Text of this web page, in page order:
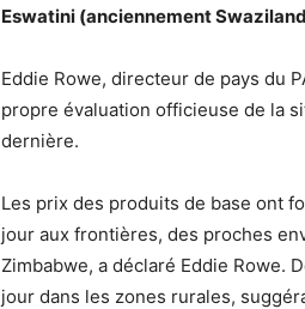
Eswatini (anciennement
Eddie Rowe, directeur de pays du
propre évaluation officieuse de la
dernière.
Les prix des produits de base ont
jour aux frontières, des proches
Zimbabwe, a déclaré Eddie Rowe.
jour dans les zones rurales,